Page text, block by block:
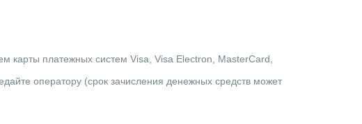
карты платежных систем Visa, Visa Electron, MasterCard,
оператору (срок зачисления денежных средств может